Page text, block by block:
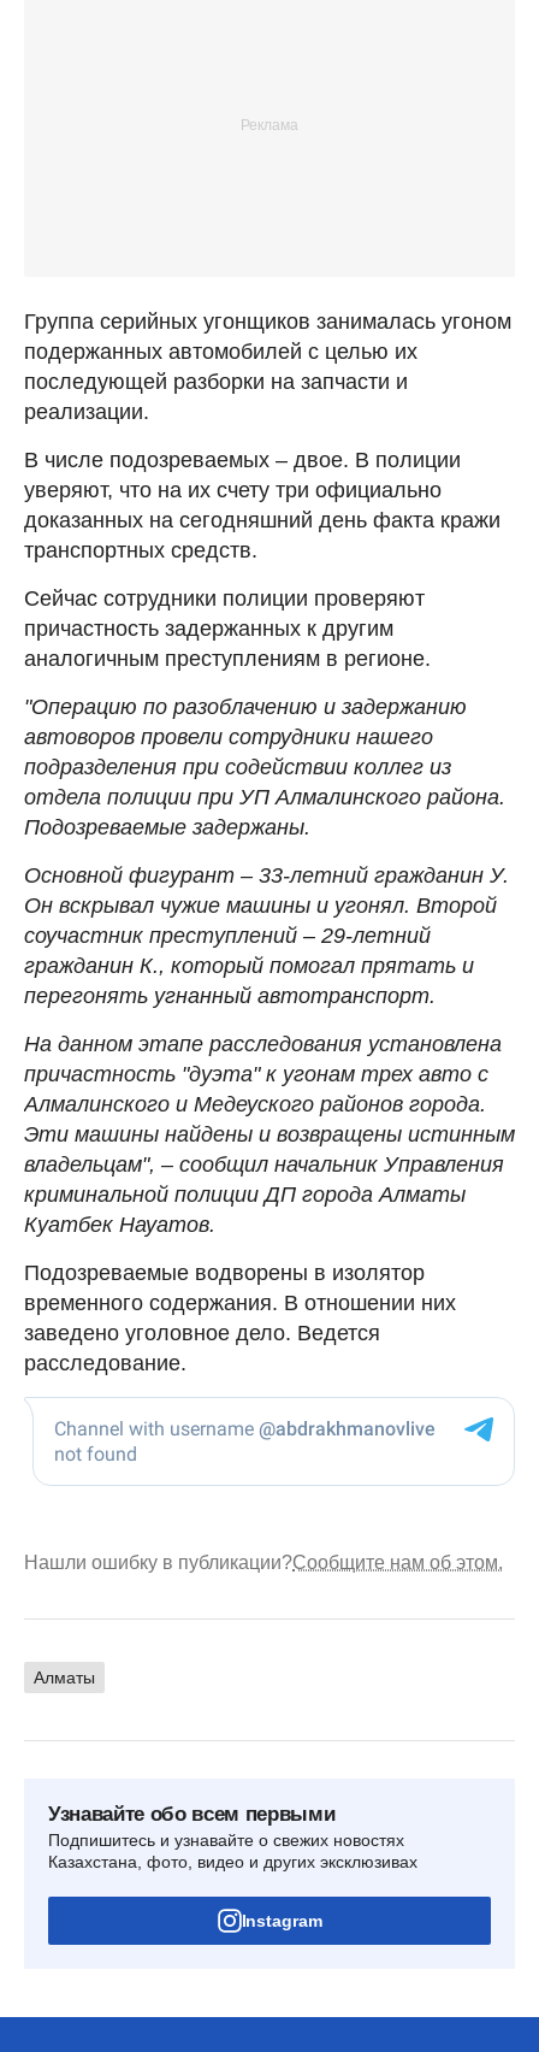
Группа серийных угонщиков занималась угоном
подержанных автомобилей с целью их
последующей разборки на запчасти и
реализации.
В числе подозреваемых – двое. В полиции
уверяют, что на их счету три официально
доказанных на сегодняшний день факта кражи
транспортных средств.
Сейчас сотрудники полиции проверяют
причастность задержанных к другим
аналогичным преступлениям в регионе.
"Операцию по разоблачению и задержанию
автоворов провели сотрудники нашего
подразделения при содействии коллег из
отдела полиции при УП Алмалинского района.
Подозреваемые задержаны.
Основной фигурант – 33-летний гражданин У.
Он вскрывал чужие машины и угонял. Второй
соучастник преступлений – 29-летний
гражданин К., который помогал прятать и
перегонять угнанный автотранспорт.
На данном этапе расследования установлена
причастность "дуэта" к угонам трех авто с
Алмалинского и Медеуского районов города.
Эти машины найдены и возвращены истинным
владельцам", – сообщил начальник Управления
криминальной полиции ДП города Алматы
Куатбек Науатов.
Подозреваемые водворены в изолятор
временного содержания. В отношении них
заведено уголовное дело. Ведется
расследование.
Нашли ошибку в публикации?Сообщите нам об этом.
Алматы
Узнавайте обо всем первыми
Подпишитесь и узнавайте о свежих новостях
Казахстана, фото, видео и других эксклюзивах
Instagram